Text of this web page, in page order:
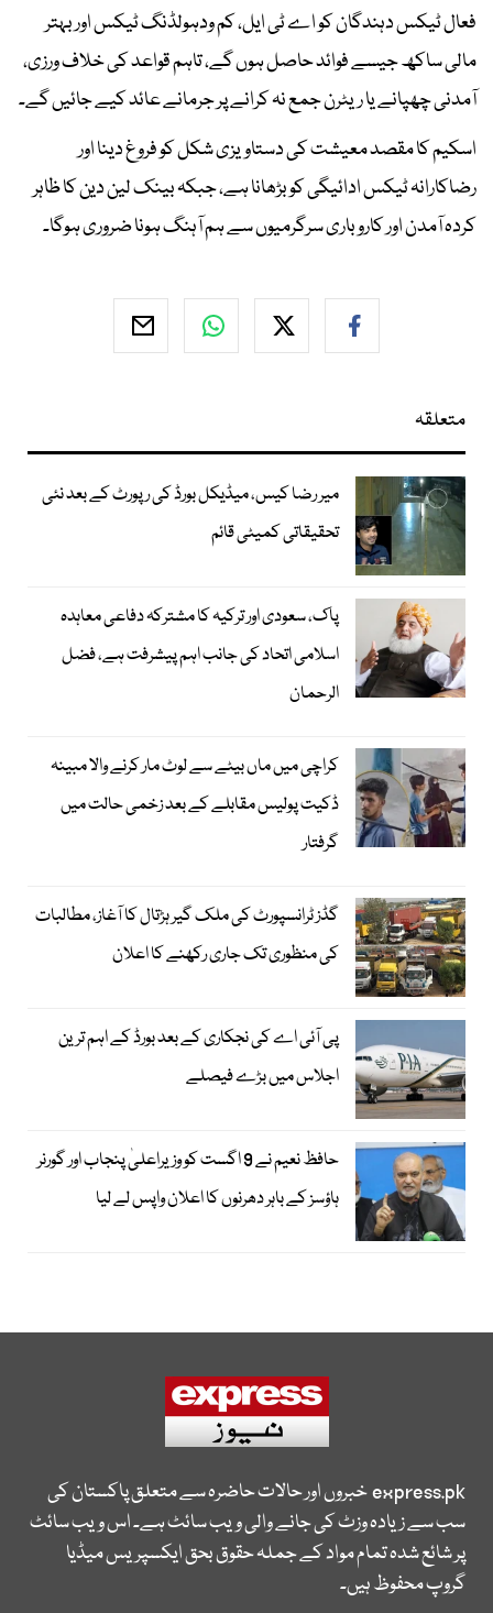
فعال ٹیکس دہندگان کو اے ٹی ایل، کم ودہولڈنگ ٹیکس اور بہتر
مالی ساکھ جیسے فوائد حاصل ہوں گے، تاہم قواعد کی خلاف ورزی،
آمدنی چھپانے یا ریٹرن جمع نہ کرانے پر جرمانے عائد کیے جائیں گے۔
اسکیم کا مقصد معیشت کی دستاویزی شکل کو فروغ دینا اور
رضاکارانہ ٹیکس ادائیگی کو بڑھانا ہے، جبکہ بینک لین دین کا ظاہر
کردہ آمدن اور کاروباری سرگرمیوں سے ہم آہنگ ہونا ضروری ہوگا۔
متعلقہ
میر رضا کیس، میڈیکل بورڈ کی رپورٹ کے بعد نئی
تحقیقاتی کمیٹی قائم
پاک، سعودی اور ترکیہ کا مشترکہ دفاعی معاہدہ
اسلامی اتحاد کی جانب اہم پیشرفت ہے، فضل
الرحمان
کراچی میں ماں بیٹے سے لوٹ مار کرنے والا مبینہ
ڈکیت پولیس مقابلے کے بعد زخمی حالت میں
گرفتار
گڈز ٹرانسپورٹ کی ملک گیر ہڑتال کا آغاز، مطالبات
کی منظوری تک جاری رکھنے کا اعلان
پی آئی اے کی نجکاری کے بعد بورڈ کے اہم ترین
اجلاس میں بڑے فیصلے
حافظ نعیم نے 9 اگست کو وزیراعلیٰ پنجاب اور گورنر
ہاؤسز کے باہر دھرنوں کا اعلان واپس لے لیا
express.pkخبروں اور حالات حاضرہ سے متعلق پاکستان کی
سب سے زیادہ وزٹ کی جانے والی ویب سائٹ ہے۔ اس ویب سائٹ
پر شائع شدہ تمام مواد کے جملہ حقوق بحق ایکسپریس میڈیا
گروپ محفوظ ہیں۔